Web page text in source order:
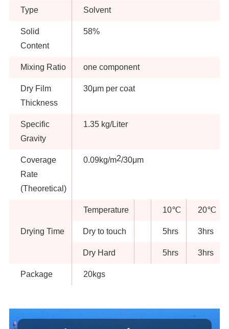
Type Solvent
Solid
Content
58%
Mixing Ratio one component
Dry Film
Thickness
30μm per coat
Specific
Gravity
1.35 kg/Liter
Coverage
Rate
(Theoretical)
0.09kg/m2/30μm
Drying Time
Temperature 10℃ 20℃
Dry to touch 5hrs 3hrs
Dry Hard 5hrs 3hrs
Package 20kgs